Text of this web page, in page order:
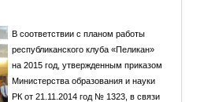
В соответствии с планом работы
республиканского клуба «Пеликан»
на 2015 год, утвержденным приказом
Министерства образования и науки
РК от 21.11.2014 год № 1323, в связи